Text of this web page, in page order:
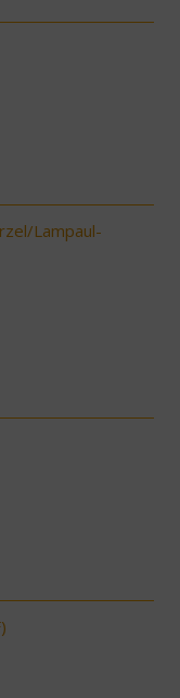
Lampaul-